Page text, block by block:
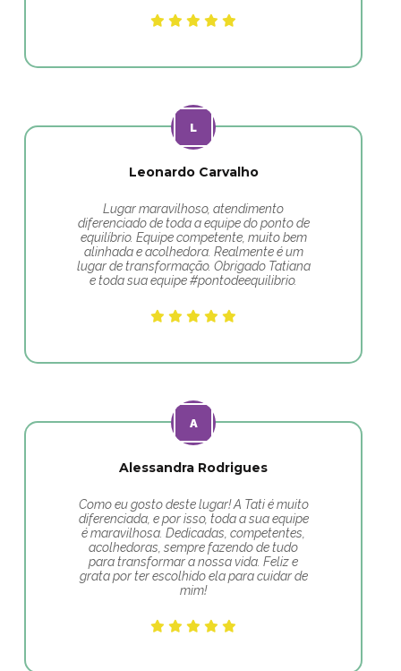
Leonardo Carvalho
Lugar maravilhoso, atendimento
diferenciado de toda a equipe do ponto de
equilíbrio. Equipe competente, muito bem
alinhada e acolhedora. Realmente é um
lugar de transformação. Obrigado Tatiana
e toda sua equipe #pontodeequilibrio.
Alessandra Rodrigues
Como eu gosto deste lugar! A Tati é muito
diferenciada, e por isso, toda a sua equipe
é maravilhosa. Dedicadas, competentes,
acolhedoras, sempre fazendo de tudo
para transformar a nossa vida. Feliz e
grata por ter escolhido ela para cuidar de
mim!